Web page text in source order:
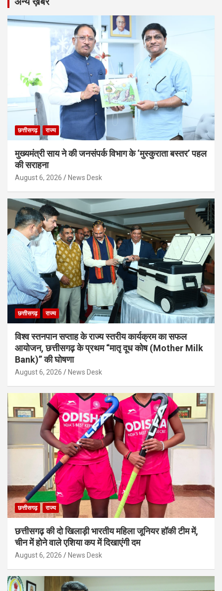
छत्तीसगढ़ राज्य
मुख्यमंत्री साय ने की जनसंपर्क विभाग के ‘मुस्कुराता बस्तर’ पहल
की सराहना
August 6, 2026 News Desk
छत्तीसगढ़ राज्य
विश्व स्तनपान सप्ताह के राज्य स्तरीय कार्यक्रम का सफल
आयोजन, छत्तीसगढ़ के प्रथम “मातृ दूध कोष (Mother Milk
Bank)” की घोषणा
August 6, 2026 News Desk
छत्तीसगढ़ राज्य
छत्तीसगढ़ की दो खिलाड़ी भारतीय महिला जूनियर हॉकी टीम में,
चीन में होने वाले एशिया कप में दिखाएंगी दम
August 6, 2026 News Desk